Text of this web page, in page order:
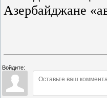
Азербайджане
Войдите: